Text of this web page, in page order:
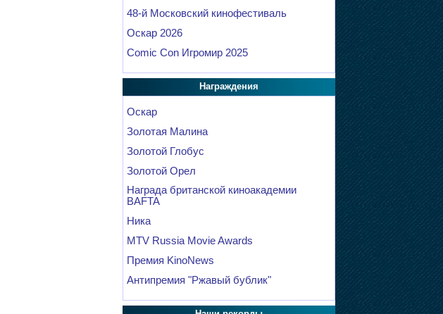
48-й Московский кинофестиваль
Оскар 2026
Comic Con Игромир 2025
Награждения
Оскар
Золотая Малина
Золотой Глобус
Золотой Орел
Награда британской киноакадемии
BAFTA
Ника
MTV Russia Movie Awards
Премия KinoNews
Антипремия "Ржавый бублик"